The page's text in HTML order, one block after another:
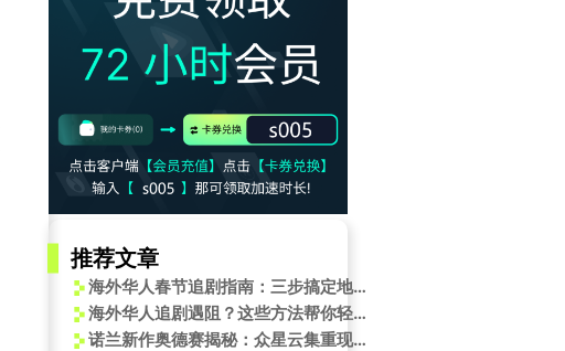
推荐文章
海外华人春节追剧指南：三步搞定地区限制，轻松看遍春节档大片
海外华人追剧遇阻？这些方法帮你轻松突破地区限制观看国内热门节目
诺兰新作奥德赛揭秘：众星云集重现古希腊史诗